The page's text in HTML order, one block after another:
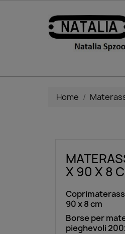
Home
X 90 X 8
90 x 8 cm
Borse per
pieghevoli